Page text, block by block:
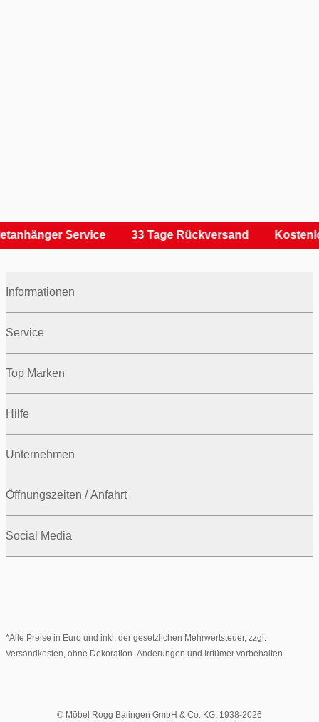
Service 33 Tage Rückversand
Informationen
Service
Top Marken
Hilfe
Unternehmen
Öffnungszeiten / Anfahrt
Social Media
*Alle Preise in Euro und inkl. der gesetzlichen Mehrwertsteuer, zzgl.
Versandkosten, ohne Dekoration. Änderungen und Irrtümer vorbehalten.
© Möbel Rogg Balingen GmbH & Co. KG. 1938-2026